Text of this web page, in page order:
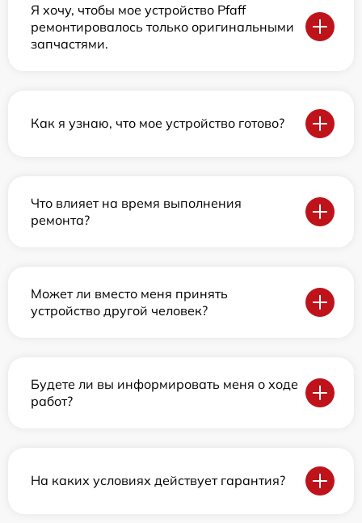
Я хочу, чтобы мое устройство Pfaff
ремонтировалось только оригинальными
запчастями.
Как я узнаю, что мое устройство готово?
Что влияет на время выполнения
ремонта?
Может ли вместо меня принять
устройство другой человек?
Будете ли вы информировать меня о ходе
работ?
На каких условиях действует гарантия?